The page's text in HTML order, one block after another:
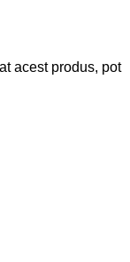
acest produs, pot